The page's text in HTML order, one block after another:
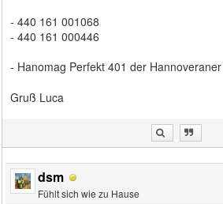
- 440 161 001068
- 440 161 000446
- Hanomag Perfekt 401 der
Gruß Luca
dsm
Fühlt sich wie zu Hause